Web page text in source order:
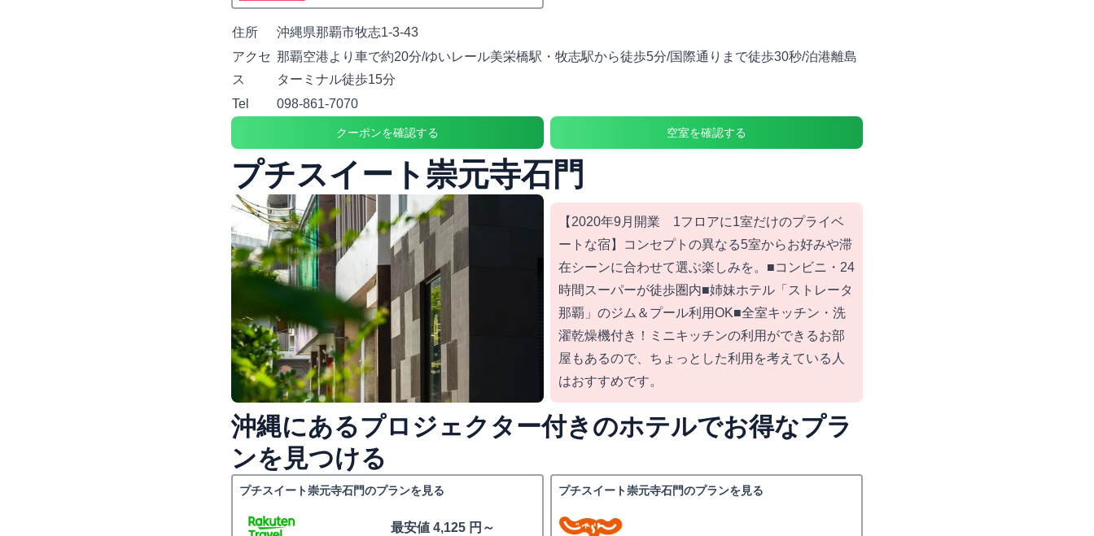
住所
沖縄県那覇市牧志1-3-43
アクセ
ス
那覇空港より車で約20分/ゆいレール美栄橋駅・牧志駅から徒歩5分/国際通りまで徒歩30秒/泊港離島
ターミナル徒歩15分
Tel
098-861-7070
クーポンを確認する 空室を確認する
プチスイート崇元寺石門
【2020年9月開業 1フロアに1室だけのプライベ
ートな宿】コンセプトの異なる5室からお好みや滞
在シーンに合わせて選ぶ楽しみを。■コンビニ・24
時間スーパーが徒歩圏内■姉妹ホテル「ストレータ
那覇」のジム＆プール利用OK■全室キッチン・洗
濯乾燥機付き！ミニキッチンの利用ができるお部
屋もあるので、ちょっとした利用を考えている人
はおすすめです。
沖縄にあるプロジェクター付きのホテルでお得なプラ
ンを見つける
プチスイート崇元寺石門のプランを見る
最安値 4,125 円～
プチスイート崇元寺石門のプランを見る